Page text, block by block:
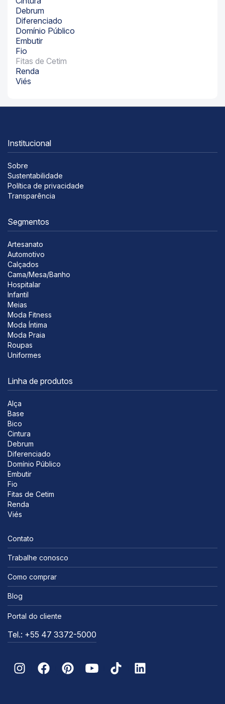
Debrum
Diferenciado
Domínio Público
Embutir
Fio
Fitas de Cetim
Renda
Viés
Institucional
Sobre
Sustentabilidade
Política de privacidade
Transparência
Segmentos
Artesanato
Automotivo
Calçados
Cama/Mesa/Banho
Hospitalar
Infantil
Meias
Moda Fitness
Moda Íntima
Moda Praia
Roupas
Uniformes
Linha de produtos
Alça
Base
Bico
Cintura
Debrum
Diferenciado
Domínio Público
Embutir
Fio
Fitas de Cetim
Renda
Viés
Contato
Trabalhe conosco
Como comprar
Blog
Portal do cliente
Tel.: +55 47 3372-5000